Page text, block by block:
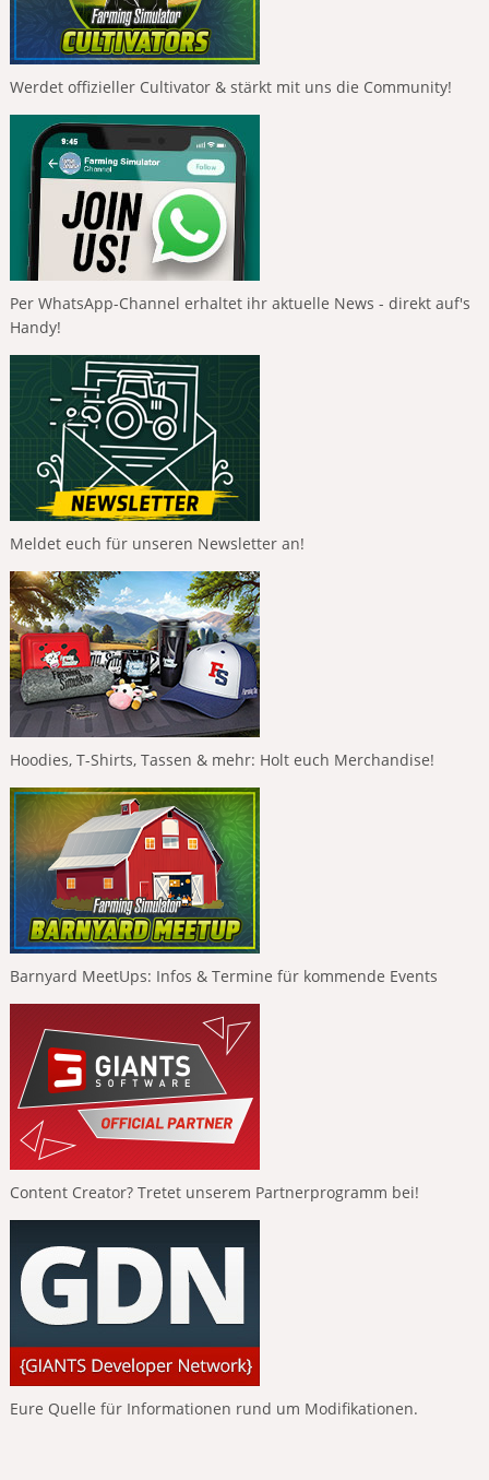
Werdet offizieller Cultivator & stärkt mit uns die Community!
Per WhatsApp-Channel erhaltet ihr aktuelle News - direkt auf's
Handy!
Meldet euch für unseren Newsletter an!
Hoodies, T-Shirts, Tassen & mehr: Holt euch Merchandise!
Barnyard MeetUps: Infos & Termine für kommende Events
Content Creator? Tretet unserem Partnerprogramm bei!
Eure Quelle für Informationen rund um Modifikationen.